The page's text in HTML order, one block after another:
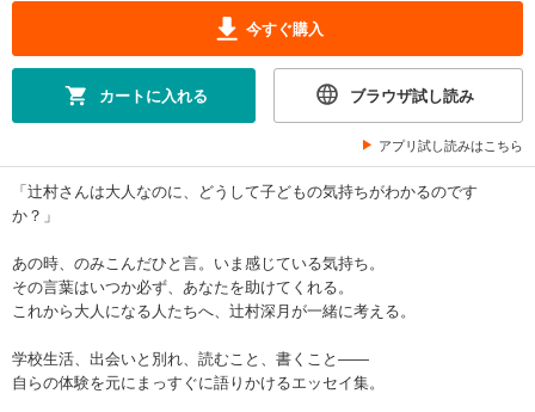
今すぐ購入
カートに入れる ブラウザ試し読み
アプリ試し読みはこちら
「辻村さんは大人なのに、どうして子どもの気持ちがわかるのです
か？」
あの時、のみこんだひと言。いま感じている気持ち。
その言葉はいつか必ず、あなたを助けてくれる。
これから大人になる人たちへ、辻村深月が一緒に考える。
学校生活、出会いと別れ、読むこと、書くこと――
自らの体験を元にまっすぐに語りかけるエッセイ集。